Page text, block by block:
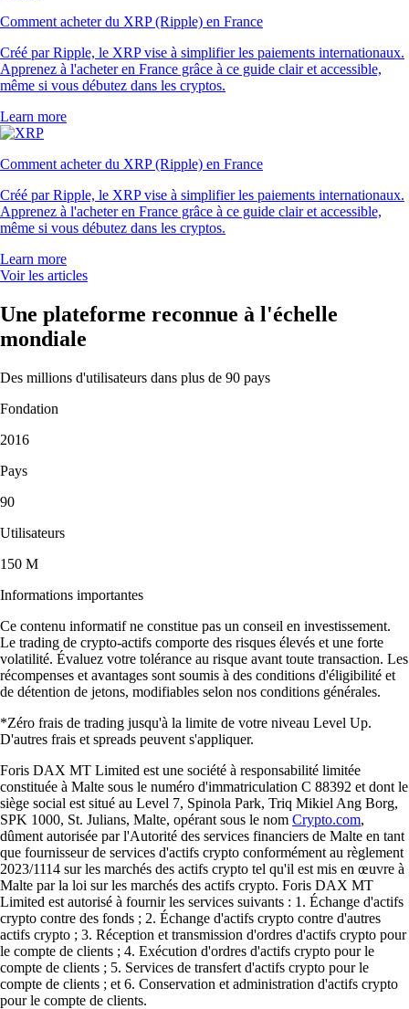
Comment acheter du XRP (Ripple) en France
Créé par Ripple, le XRP vise à simplifier les paiements internationaux.
Apprenez à l'acheter en France grâce à ce guide clair et accessible,
même si vous débutez dans les cryptos.
Learn more
Comment acheter du XRP (Ripple) en France
Créé par Ripple, le XRP vise à simplifier les paiements internationaux.
Apprenez à l'acheter en France grâce à ce guide clair et accessible,
même si vous débutez dans les cryptos.
Learn more
Voir les articles
Une plateforme reconnue à l'échelle
mondiale
Des millions d'utilisateurs dans plus de 90 pays
Fondation
2016
Pays
90
Utilisateurs
150 M
Informations importantes
Ce contenu informatif ne constitue pas un conseil en investissement.
Le trading de crypto-actifs comporte des risques élevés et une forte
volatilité. Évaluez votre tolérance au risque avant toute transaction. Les
récompenses et avantages sont soumis à des conditions d'éligibilité et
de détention de jetons, modifiables selon nos conditions générales.
*Zéro frais de trading jusqu'à la limite de votre niveau Level Up.
D'autres frais et spreads peuvent s'appliquer.
Foris DAX MT Limited est une société à responsabilité limitée
constituée à Malte sous le numéro d'immatriculation C 88392 et dont le
siège social est situé au Level 7, Spinola Park, Triq Mikiel Ang Borg,
SPK 1000, St. Julians, Malte, opérant sous le nom Crypto.com,
dûment autorisée par l'Autorité des services financiers de Malte en tant
que fournisseur de services d'actifs crypto conformément au règlement
2023/1114 sur les marchés des actifs crypto tel qu'il est mis en œuvre à
Malte par la loi sur les marchés des actifs crypto. Foris DAX MT
Limited est autorisé à fournir les services suivants : 1. Échange d'actifs
crypto contre des fonds ; 2. Échange d'actifs crypto contre d'autres
actifs crypto ; 3. Réception et transmission d'ordres d'actifs crypto pour
le compte de clients ; 4. Exécution d'ordres d'actifs crypto pour le
compte de clients ; 5. Services de transfert d'actifs crypto pour le
compte de clients ; et 6. Conservation et administration d'actifs crypto
pour le compte de clients.